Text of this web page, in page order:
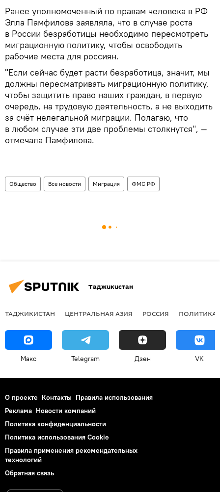
Ранее уполномоченный по правам человека в РФ
Элла Памфилова заявляла, что в случае роста
в России безработицы необходимо пересмотреть
миграционную политику, чтобы освободить
рабочие места для россиян.
"Если сейчас будет расти безработица, значит, мы
должны пересматривать миграционную политику,
чтобы защитить право наших граждан, в первую
очередь, на трудовую деятельность, а не выходить
за счёт нелегальной миграции. Полагаю, что
в любом случае эти две проблемы столкнутся", —
отмечала Памфилова.
Общество Все новости Миграция ФМС РФ
Таджикистан
ТАДЖИКИСТАН ЦЕНТРАЛЬНАЯ АЗИЯ РОССИЯ ПОЛИТИКА
Макс Telegram Дзен VK
О проекте Контакты Правила использования
Реклама Новости компаний
Политика конфиденциальности
Политика использования Cookie
Правила применения рекомендательных
технологий
Обратная связь